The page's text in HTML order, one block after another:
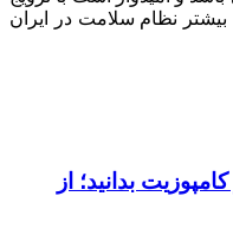
نظام سلامت در ایران
بدانید؛ از